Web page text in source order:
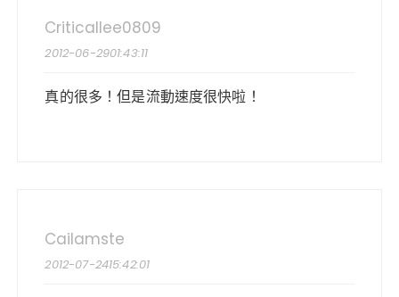
Criticallee0809
2012-06-2901:43:11
真的很多！但是流動速度很快啦！
Cailamste
2012-07-2415:42:01